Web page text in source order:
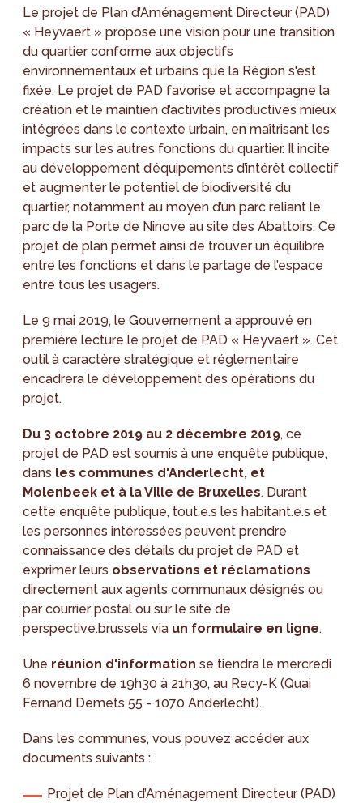
Le projet de Plan d’Aménagement Directeur (PAD)
« Heyvaert » propose une vision pour une transition
du quartier conforme aux objectifs
environnementaux et urbains que la Région s'est
fixée. Le projet de PAD favorise et accompagne la
création et le maintien d’activités productives mieux
intégrées dans le contexte urbain, en maîtrisant les
impacts sur les autres fonctions du quartier. Il incite
au développement d’équipements d’intérêt collectif
et augmenter le potentiel de biodiversité du
quartier, notamment au moyen d’un parc reliant le
parc de la Porte de Ninove au site des Abattoirs. Ce
projet de plan permet ainsi de trouver un équilibre
entre les fonctions et dans le partage de l’espace
entre tous les usagers.
Le 9 mai 2019, le Gouvernement a approuvé en
première lecture le projet de PAD « Heyvaert ». Cet
outil à caractère stratégique et réglementaire
encadrera le développement des opérations du
projet.
Du 3 octobre 2019 au 2 décembre 2019, ce
projet de PAD est soumis à une enquête publique,
dans les communes d'Anderlecht, et
Molenbeek et à la Ville de Bruxelles. Durant
cette enquête publique, tout.e.s les habitant.e.s et
les personnes intéressées peuvent prendre
connaissance des détails du projet de PAD et
exprimer leurs observations et réclamations
directement aux agents communaux désignés ou
par courrier postal ou sur le site de
perspective.brussels via un formulaire en ligne.
Une réunion d'information se tiendra le mercredi
6 novembre de 19h30 à 21h30, au Recy-K (Quai
Fernand Demets 55 - 1070 Anderlecht).
Dans les communes, vous pouvez accéder aux
documents suivants :
Projet de Plan d’Aménagement Directeur (PAD)